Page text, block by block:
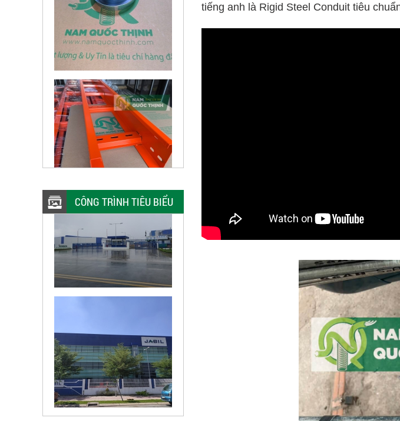
CÔNG TRÌNH TIÊU BIỂU
tiếng anh là Rigid Steel Conduit tiêu